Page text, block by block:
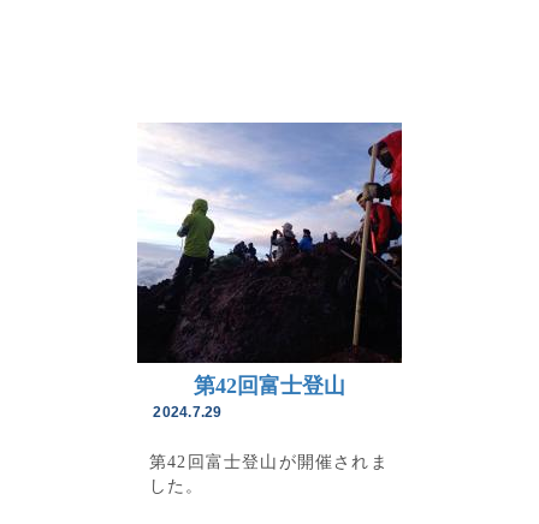
第42回富士登山
2024.7.29
第42回富士登山が開催されま
した。